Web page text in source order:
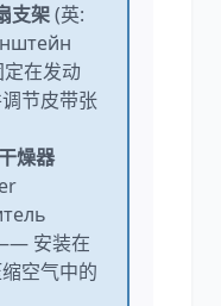
支架(英:
在发动
节皮带张
燥器
安装在
空气中的